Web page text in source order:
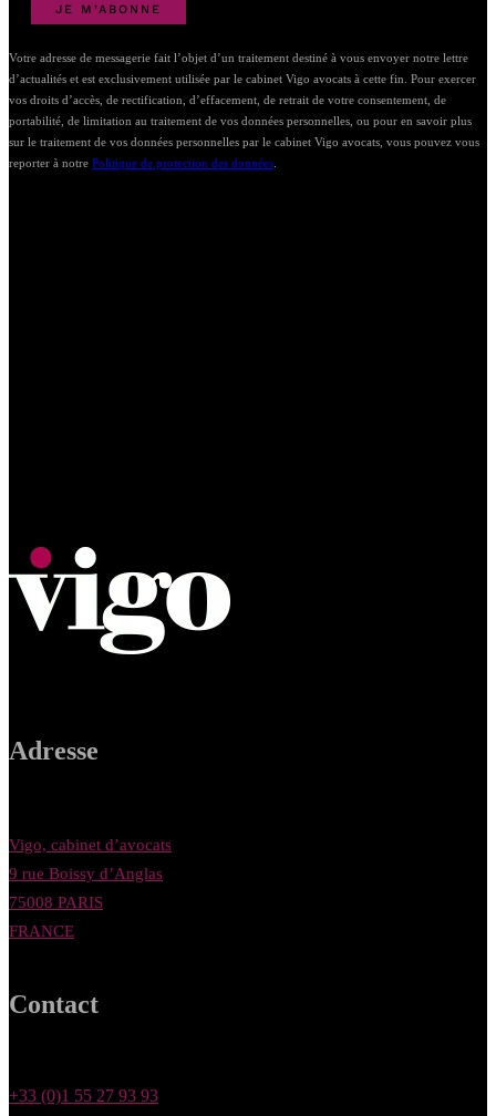
Votre adresse de messagerie fait l’objet d’un traitement destiné à vous envoyer notre lettre
d’actualités et est exclusivement utilisée par le cabinet Vigo avocats à cette fin. Pour exercer
vos droits d’accès, de rectification, d’effacement, de retrait de votre consentement, de
portabilité, de limitation au traitement de vos données personnelles, ou pour en savoir plus
sur le traitement de vos données personnelles par le cabinet Vigo avocats, vous pouvez vous
reporter à notre Politique de protection des données
Adresse
Vigo, cabinet d’avocats
9 rue Boissy d’Anglas
75008 PARIS
FRANCE
Contact
+33 (0)1 55 27 93 93